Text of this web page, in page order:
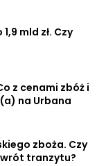
mld zł. Czy
z cenami zbóż i
na Urbana
zboża. Czy
tranzytu?